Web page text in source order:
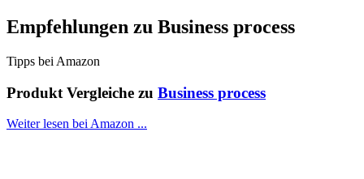
Empfehlungen zu Business process
Tipps bei Amazon
Produkt Vergleiche zu Business process
Weiter lesen bei Amazon ...